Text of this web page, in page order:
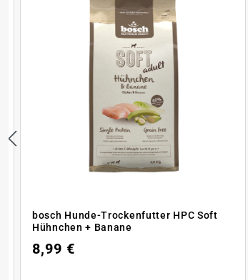
bosch Hunde-Trockenfutter HPC Soft
Hühnchen + Banane
8,99 €